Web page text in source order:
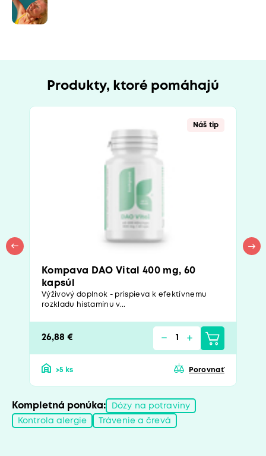
Produkty, ktoré pomáhajú
Náš tip
Kompava DAO Vital 400 mg, 60
kapsúl
Výživový doplnok - prispieva k efektívnemu
rozkladu histamínu v...
26,88 €
>5 ks Porovnať
Kompletná ponúka: Dózy na potraviny
Kontrola alergie Trávenie a črevá